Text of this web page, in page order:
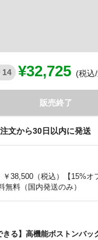
14 ¥32,725 (税込
販売終了
文から30日以内に発送
￥38,500（税込）【15%
無料（国内発送のみ）
きる】高機能ボストンバ